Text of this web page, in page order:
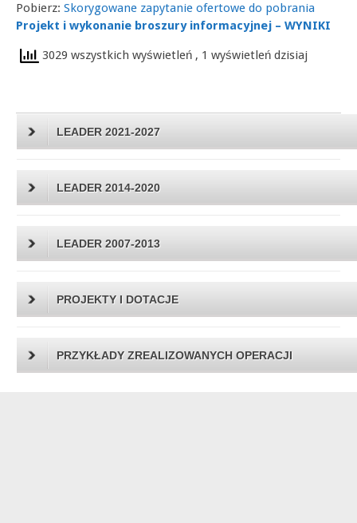
Pobierz: Skorygowane zapytanie ofertowe do pobrania
Projekt i wykonanie broszury informacyjnej – WYNIKI
3029 wszystkich wyświetleń , 1 wyświetleń dzisiaj
LEADER 2021-2027
LEADER 2014-2020
LEADER 2007-2013
PROJEKTY I DOTACJE
PRZYKŁADY ZREALIZOWANYCH OPERACJI